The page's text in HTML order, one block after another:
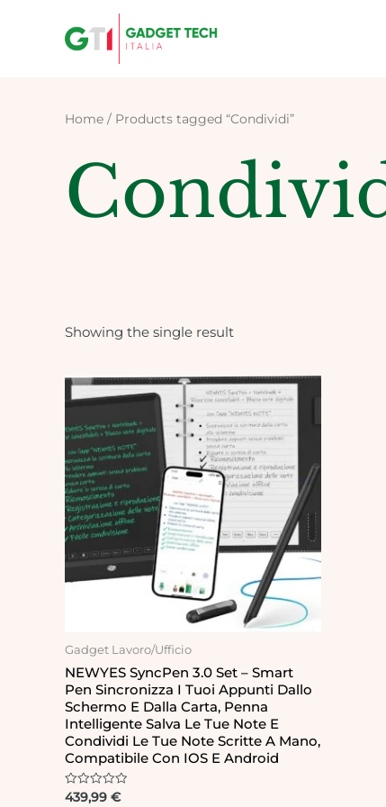
Home / Products tagged “Condividi”
Showing the single result
Gadget Lavoro/Ufficio
NEWYES SyncPen 3.0 Set – Smart
Pen Sincronizza I Tuoi Appunti Dallo
Schermo E Dalla Carta, Penna
Intelligente Salva Le Tue Note E
Condividi Le Tue Note Scritte A Mano,
Compatibile Con IOS E Android
Rated
439,99 €